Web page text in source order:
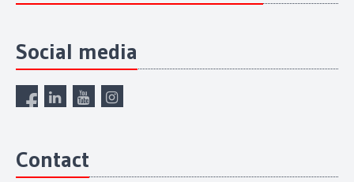
Social media
Contact